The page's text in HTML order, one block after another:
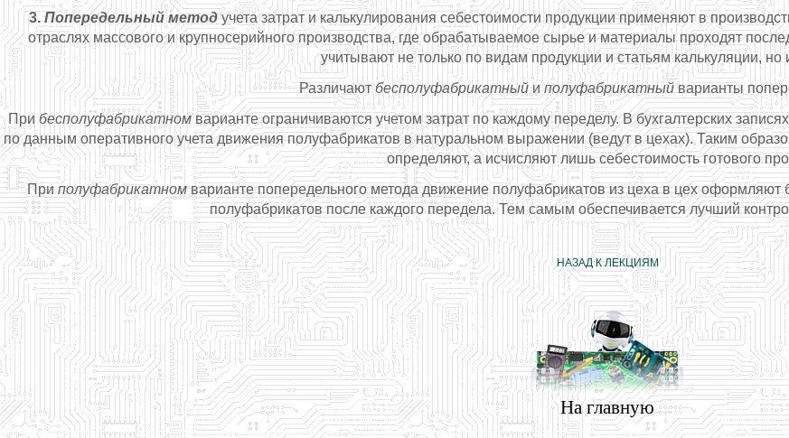
3. Попередельный методучета затрат и калькулирования себестоимости продукции применяют в
отраслях массового и крупносерийного производства, где обрабатываемое сырье и материалы проходят
учитывают не только по видам продукции и статьям калькуляции, но
Различаютбесполуфабрикатныйиполуфабрикатныйварианты
При бесполуфабрикатномварианте ограничиваются учетом затрат по каждому переделу. В бухгалтерских
по данным оперативного учета движения полуфабрикатов в натуральном выражении (ведут в цехах). Таким
определяют, а исчисляют лишь себестоимость готового
Приполуфабрикатномварианте попередельного метода движение полуфабрикатов из цеха в цех оформляют
полуфабрикатов после каждого передела. Тем самым обеспечивается лучший
НАЗАД К ЛЕКЦИЯМ
На главную